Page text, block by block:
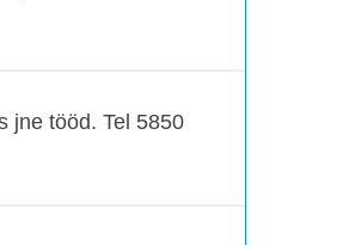
jne tööd. Tel 5850